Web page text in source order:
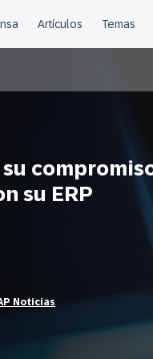
su ERP
Noticias